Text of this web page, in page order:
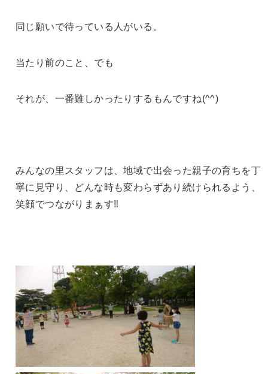
同じ願いで待っている人がいる。
当たり前のこと、でも
それが、一番難しかったりするもんですね(^^)
みんなの里スタッフは、地域で出会った親子の育ちを丁
寧に見守り、 どんな時も変わらずあり続けられるよう、
笑顔でつながりまぁす‼︎